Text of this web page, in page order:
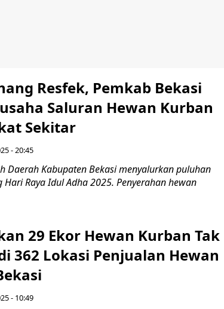
Resfek, Pemkab Bekasi
Saluran Hewan Kurban
Sekitar
- 20:45
Daerah Kabupaten Bekasi menyalurkan puluhan
Raya Idul Adha 2025. Penyerahan hewan
29 Ekor Hewan Kurban Tak
362 Lokasi Penjualan Hewan
- 10:49